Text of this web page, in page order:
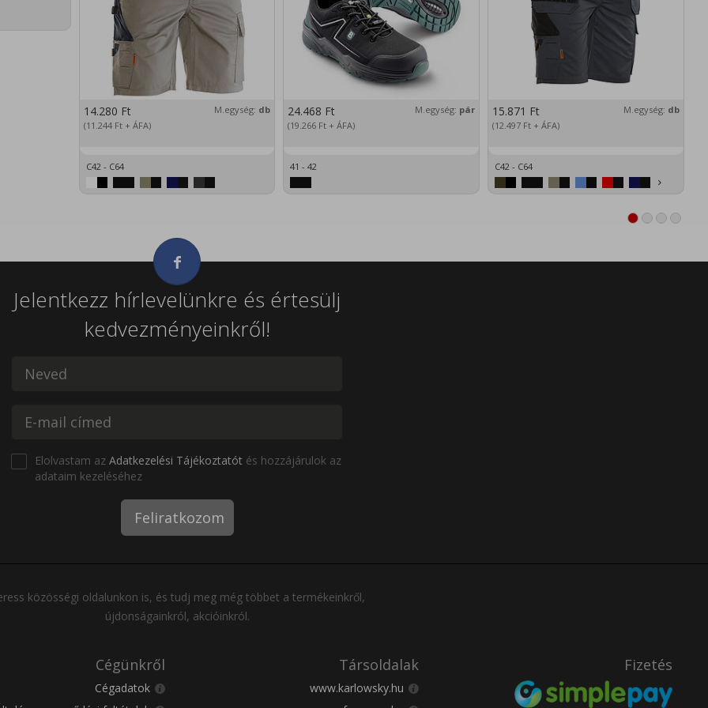
14.280 Ft
(11.244 Ft+ ÁFA)
M.egység: db
C42 - C64
24.468 Ft
(19.266 Ft + ÁFA)
M.egység: pár
41 - 42
15.871 Ft
(12.497 Ft + ÁFA)
M.egység: db
C42 - C64
Jelentkezz hírlevelünkre és értesülj
kedvezményeinkről!
Elolvastam az Adatkezelési Tájékoztatót és hozzájárulok az
adataim kezeléséhez
Feliratkozom
közösségi oldalunkon is, és tudj meg még többet a termékeinkről,
újdonságainkról, akcióinkról.
Cégünkről
Cégadatok
Társoldalak
www.karlowsky.hu
Fizetés